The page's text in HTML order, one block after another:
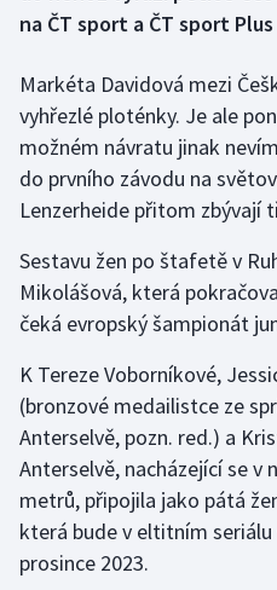
Dostihy
Florbal
Futsal
Golf
Gymnastika
Házená
Jezdectví
Krasobruslení
Lezení
na ČT sport a ČT sport Plus
Markéta Davidová mezi
vyhřezlé ploténky. Je ale
možném návratu jinak
do prvního závodu na
Lenzerheide přitom zbývají
Sestavu žen po štafetě v
Mikolášová, která
čeká evropský šampionát
K Tereze Voborníkové,
(bronzové medailistce ze
Anterselvě, pozn. red.) a
Anterselvě, nacházející se v
metrů, připojila jako pátá
která bude v eltitním
prosince 2023.